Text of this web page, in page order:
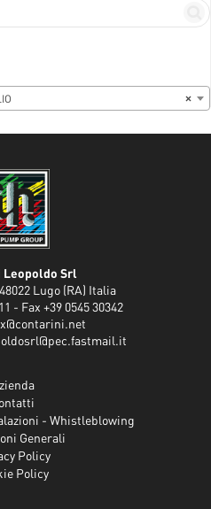
×
Leopoldo Srl
Lugo (RA) Italia
- Fax +39 0545 30342
- Whistleblowing
Generali
Policy
Policy